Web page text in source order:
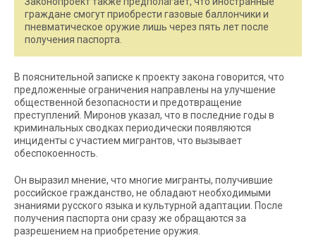
граждане смогут приобрести газовые баллончики и
пневматическое оружие лишь через пять лет после
получения паспорта.
В пояснительной записке к проекту закона говорится, что
предложенные ограничения направлены на улучшение
общественной безопасности и предотвращение
преступлений. Миронов указал, что в последние годы в
криминальных сводках периодически появляются
инциденты с участием мигрантов, что вызывает
обеспокоенность.
Он выразил мнение, что многие мигранты, получившие
российское гражданство, не обладают необходимыми
знаниями русского языка и культурной адаптации. После
получения паспорта они сразу же обращаются за
разрешением на приобретение оружия.